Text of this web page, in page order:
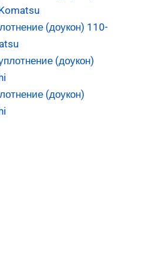
(доукон) 110-
(доукон)